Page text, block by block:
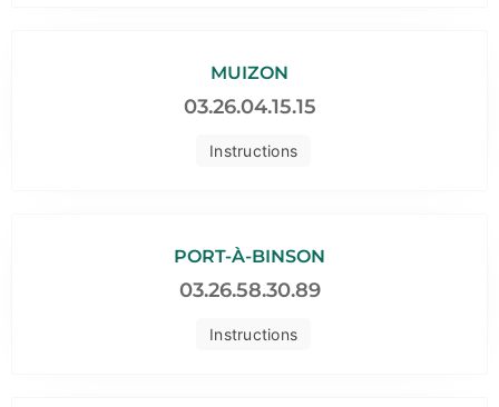
Instructions
MUIZON
03.26.04.15.15
Instructions
PORT-À-BINSON
03.26.58.30.89